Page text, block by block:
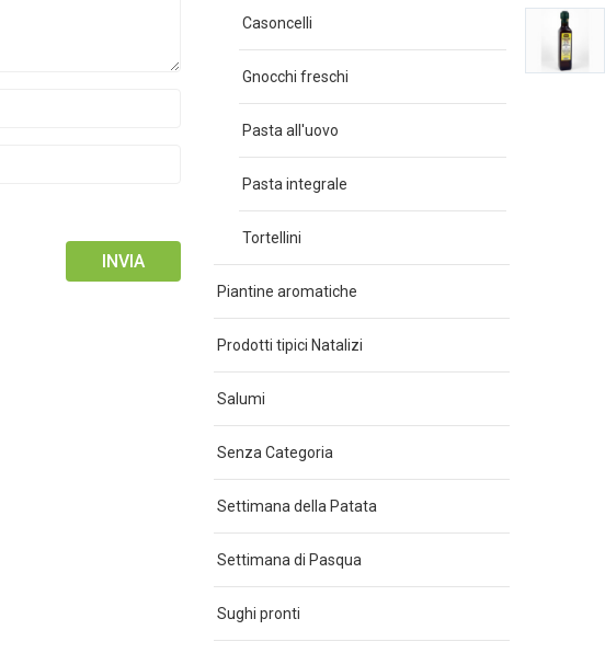
Casoncelli
Gnocchi freschi
Pasta all'uovo
Pasta integrale
Tortellini
Piantine aromatiche
Prodotti tipici Natalizi
Salumi
Senza Categoria
Settimana della Patata
Settimana di Pasqua
Sughi pronti